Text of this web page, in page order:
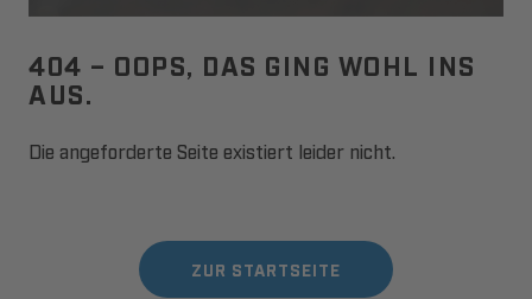
404 – OOPS, DAS GING WOHL INS
AUS.
Die angeforderte Seite existiert leider nicht.
ZUR STARTSEITE